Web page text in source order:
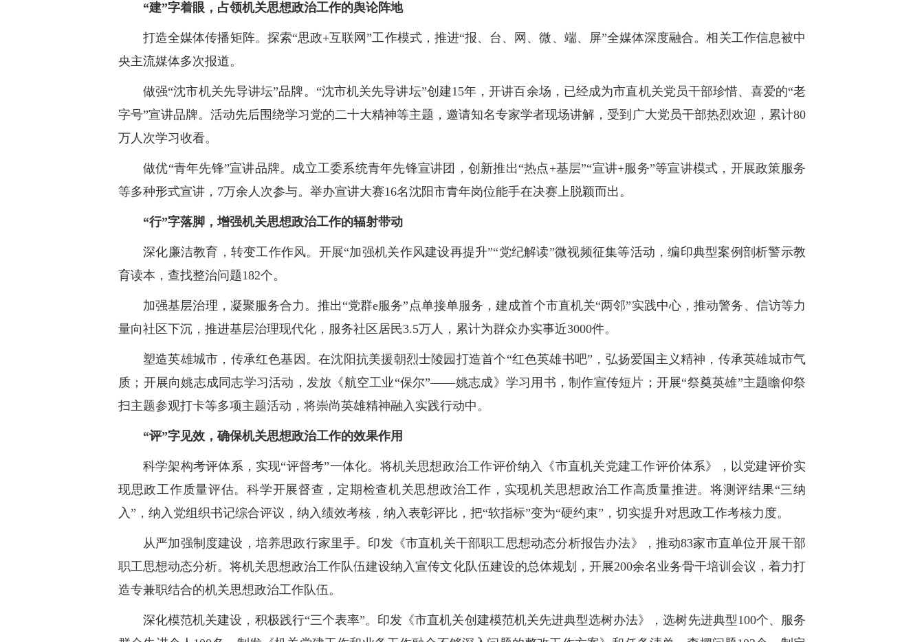
“建”字着眼，占领机关思想政治工作的舆论阵地
打造全媒体传播矩阵。探索“思政+互联网”工作模式，推进“报、台、网、微、端、屏”全媒体深度融合。相关工作信息被中
央主流媒体多次报道。
做强“沈市机关先导讲坛”品牌。“沈市机关先导讲坛”创建15年，开讲百余场，已经成为市直机关党员干部珍惜、喜爱的“老
字号”宣讲品牌。活动先后围绕学习党的二十大精神等主题，邀请知名专家学者现场讲解，受到广大党员干部热烈欢迎，累计80
万人次学习收看。
做优“青年先锋”宣讲品牌。成立工委系统青年先锋宣讲团，创新推出“热点+基层”“宣讲+服务”等宣讲模式，开展政策服务
等多种形式宣讲，7万余人次参与。举办宣讲大赛16名沈阳市青年岗位能手在决赛上脱颖而出。
“行”字落脚，增强机关思想政治工作的辐射带动
深化廉洁教育，转变工作作风。开展“加强机关作风建设再提升”“党纪解读”微视频征集等活动，编印典型案例剖析警示教
育读本，查找整治问题182个。
加强基层治理，凝聚服务合力。推出“党群e服务”点单接单服务，建成首个市直机关“两邻”实践中心，推动警务、信访等力
量向社区下沉，推进基层治理现代化，服务社区居民3.5万人，累计为群众办实事近3000件。
塑造英雄城市，传承红色基因。在沈阳抗美援朝烈士陵园打造首个“红色英雄书吧”，弘扬爱国主义精神，传承英雄城市气
质；开展向姚志成同志学习活动，发放《航空工业“保尔”——姚志成》学习用书，制作宣传短片；开展“祭奠英雄”主题瞻仰祭
扫主题参观打卡等多项主题活动，将崇尚英雄精神融入实践行动中。
“评”字见效，确保机关思想政治工作的效果作用
科学架构考评体系，实现“评督考”一体化。将机关思想政治工作评价纳入《市直机关党建工作评价体系》，以党建评价实
现思政工作质量评估。科学开展督查，定期检查机关思想政治工作，实现机关思想政治工作高质量推进。将测评结果“三纳
入”，纳入党组织书记综合评议，纳入绩效考核，纳入表彰评比，把“软指标”变为“硬约束”，切实提升对思政工作考核力度。
从严加强制度建设，培养思政行家里手。印发《市直机关干部职工思想动态分析报告办法》，推动83家市直单位开展干部
职工思想动态分析。将机关思想政治工作队伍建设纳入宣传文化队伍建设的总体规划，开展200余名业务骨干培训会议，着力打
造专兼职结合的机关思想政治工作队伍。
深化模范机关建设，积极践行“三个表率”。印发《市直机关创建模范机关先进典型选树办法》，选树先进典型100个、服务